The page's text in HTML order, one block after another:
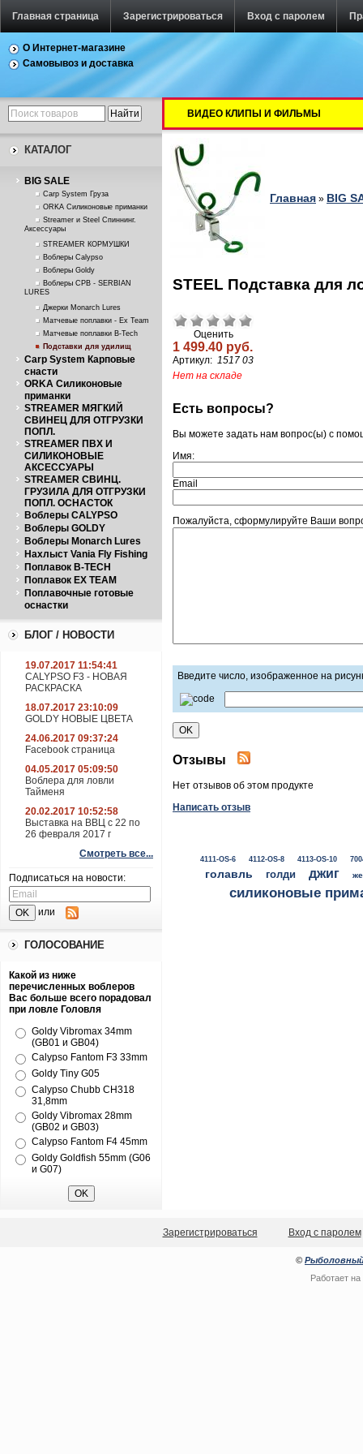
Главная страница Зарегистрироваться Вход с паролем
О Интернет-магазине
Самовывоз и доставка
КАТАЛОГ
BIG SALE
Carp System Груза
ORKA Силиконовые приманки
Streamer и Steel Спиннинг.
Аксессуары
STREAMER КОРМУШКИ
Воблеры Calypso
Воблеры Goldy
Воблеры СРВ - SERBIAN
LURES
Джерки Monarch Lures
Матчевые поплавки - Ex Team
Матчевые поплавки B-Tech
Подставки для удилищ
Carp System Карповые
снасти
ORKA Силиконовые
приманки
STREAMER МЯГКИЙ
СВИНЕЦ ДЛЯ ОТГРУЗКИ
ПОПЛ.
STREAMER ПВХ И
СИЛИКОНОВЫЕ
АКСЕССУАРЫ
STREAMER СВИНЦ.
ГРУЗИЛА ДЛЯ ОТГРУЗКИ
ПОПЛ. ОСНАСТОК
Воблеры CALYPSO
Воблеры GOLDY
Воблеры Monarch Lures
Нахлыст Vania Fly Fishing
Поплавок B-TECH
Поплавок EX TEAM
Поплавочные готовые
оснастки
БЛОГ / НОВОСТИ
19.07.2017 11:54:41
CALYPSO F3 - НОВАЯ
РАСКРАСКА
18.07.2017 23:10:09
GOLDY НОВЫЕ ЦВЕТА
24.06.2017 09:37:24
Facebook страница
04.05.2017 05:09:50
Воблера для ловли
Тайменя
20.02.2017 10:52:58
Выставка на ВВЦ с 22 по
26 февраля 2017 г
Смотреть все...
Подписаться на новости:
или
ГОЛОСОВАНИЕ
Какой из ниже
перечисленных воблеров
Вас больше всего порадовал
при ловле Головля
Goldy Vibromax 34mm
(GB01 и GB04)
Calypso Fantom F3 33mm
Goldy Tiny G05
Calypso Chubb CH318
31,8mm
Goldy Vibromax 28mm
(GB02 и GB03)
Calypso Fantom F4 45mm
Goldy Goldfish 55mm (G06
и G07)
ВИДЕО КЛИПЫ И ФИЛЬМЫ
Главная » BIG
STEEL Подставка для
Оценить
1 499.40 руб.
Артикул: 1517 03
Нет на складе
Есть вопросы?
Вы можете задать нам вопрос(ы) с
Имя:
Email
Пожалуйста, сформулируйте Ваши
Введите число, изображенное на
Отзывы
Нет отзывов об этом продукте
Написать отзыв
4111-OS-6 4112-OS-8 4113-OS-10
голавль голди джиг
силиконовые
Зарегистрироваться Вход с паролем
© Рыболовный
Работает